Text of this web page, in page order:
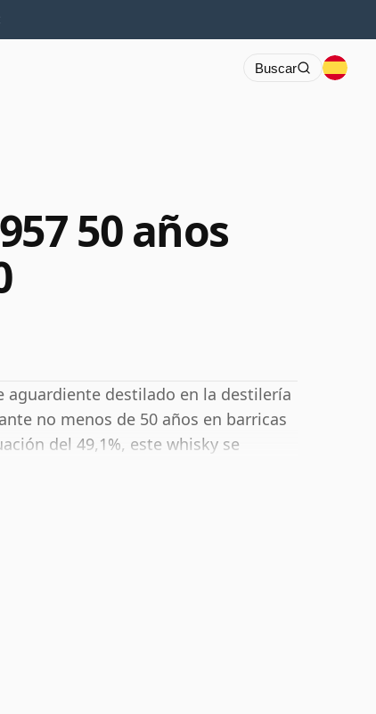
Buscar
50 años
aguardiente destilado en la destilería
no menos de 50 años en barricas
del 49,1%, este whisky se